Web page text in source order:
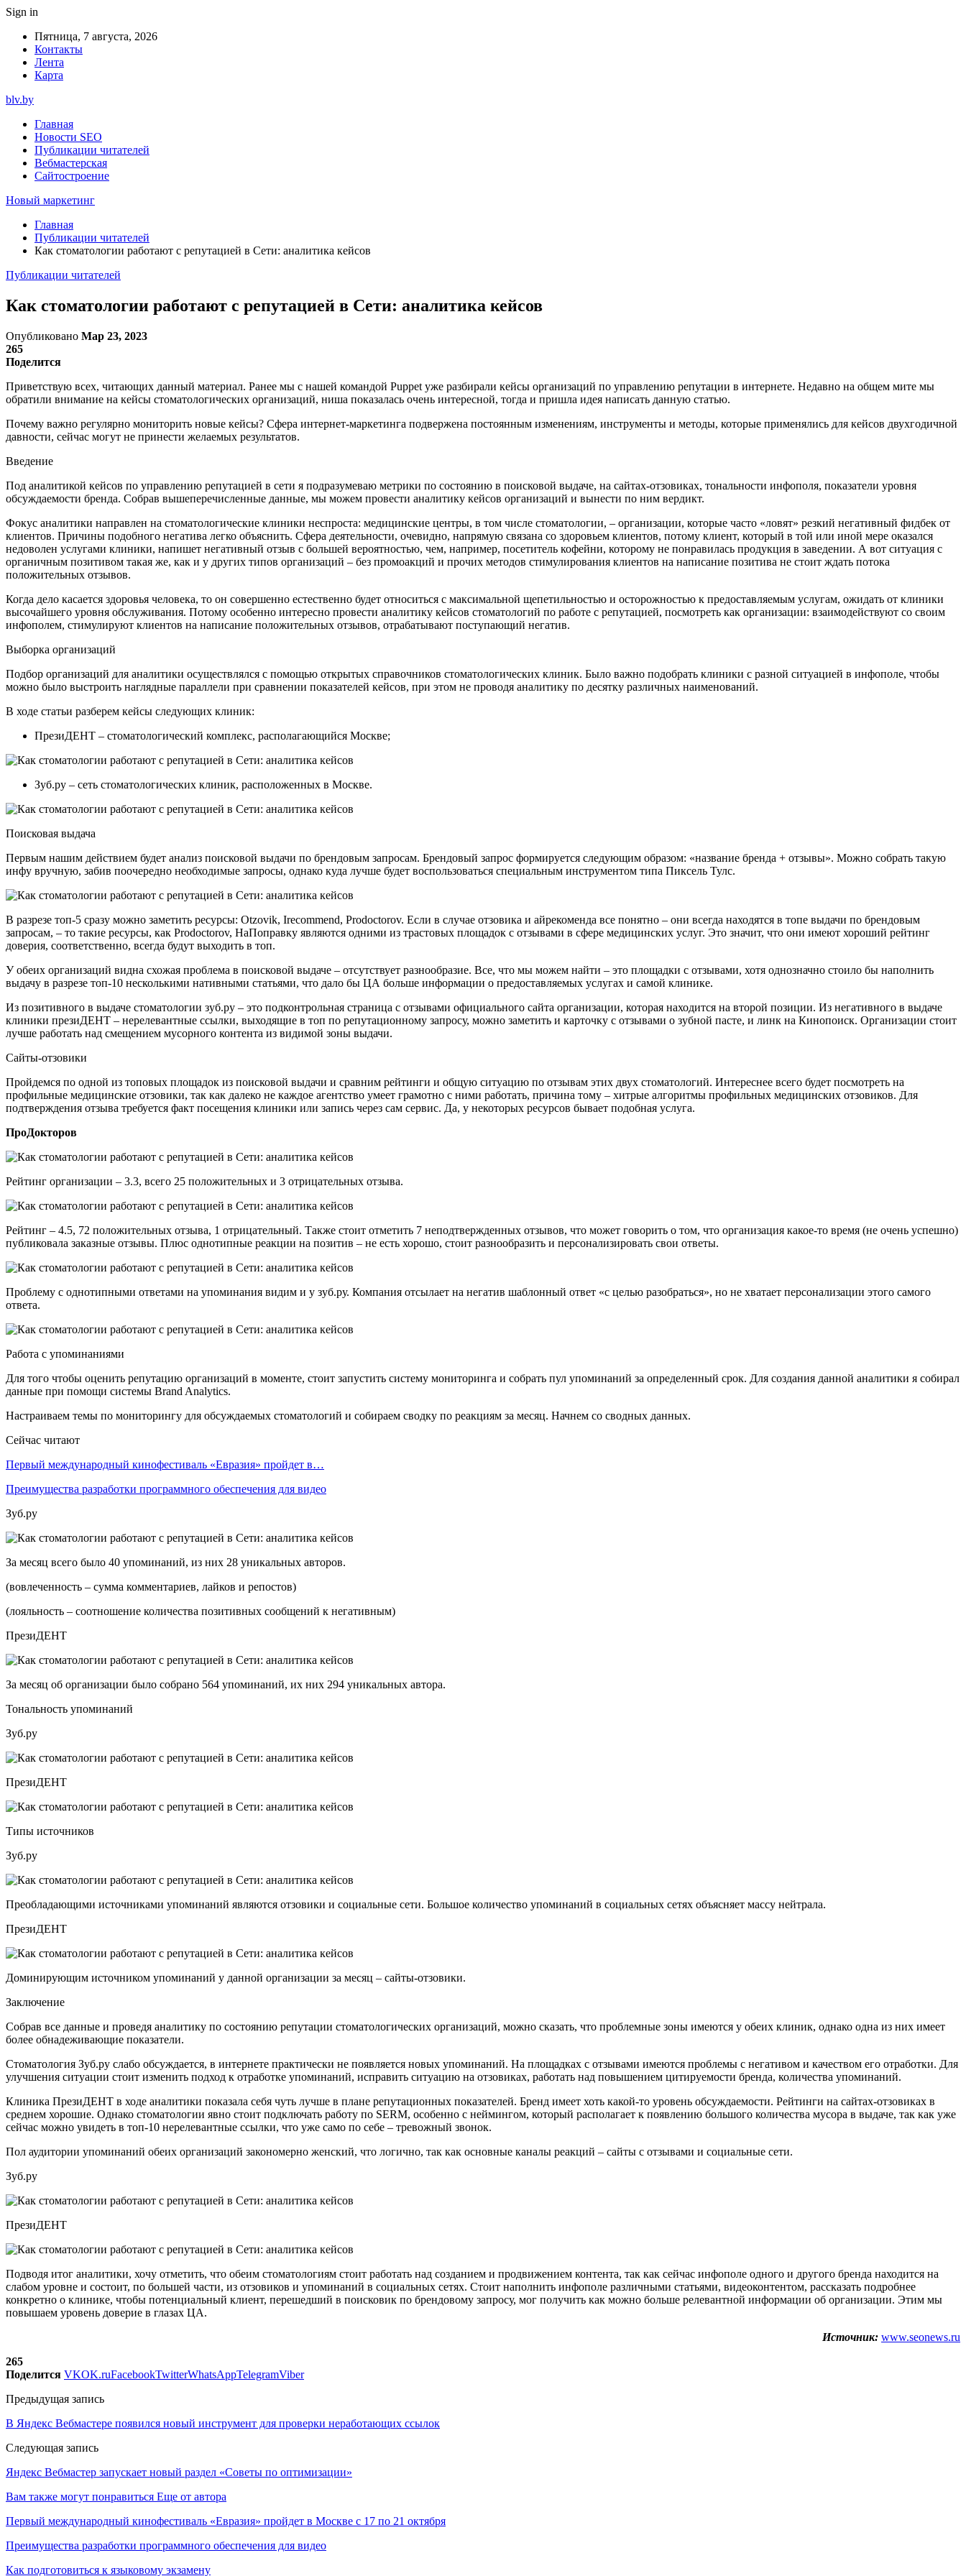
Sign in
Пятница, 7 августа, 2026
Контакты
Лента
Карта
blv.by
Главная
Новости SEO
Публикации читателей
Вебмастерская
Сайтостроение
Новый маркетинг
Главная
Публикации читателей
Как стоматологии работают с репутацией в Сети: аналитика кейсов
Публикации читателей
Как стоматологии работают с репутацией в Сети: аналитика кейсов
Опубликовано Мар 23, 2023
265
Поделится
Приветствую всех, читающих данный материал. Ранее мы с нашей командой Puppet уже разбирали кейсы организаций по управлению репутации в интернете. Недавно на общем мите мы
обратили внимание на кейсы стоматологических организаций, ниша показалась очень интересной, тогда и пришла идея написать данную статью.
Почему важно регулярно мониторить новые кейсы? Сфера интернет-маркетинга подвержена постоянным изменениям, инструменты и методы, которые применялись для кейсов двухгодичной
давности, сейчас могут не принести желаемых результатов.
Введение
Под аналитикой кейсов по управлению репутацией в сети я подразумеваю метрики по состоянию в поисковой выдаче, на сайтах-отзовиках, тональности инфополя, показатели уровня
обсуждаемости бренда. Собрав вышеперечисленные данные, мы можем провести аналитику кейсов организаций и вынести по ним вердикт.
Фокус аналитики направлен на стоматологические клиники неспроста: медицинские центры, в том числе стоматологии, – организации, которые часто «ловят» резкий негативный фидбек от
клиентов. Причины подобного негатива легко объяснить. Сфера деятельности, очевидно, напрямую связана со здоровьем клиентов, потому клиент, который в той или иной мере оказался
недоволен услугами клиники, напишет негативный отзыв с большей вероятностью, чем, например, посетитель кофейни, которому не понравилась продукция в заведении. А вот ситуация с
органичным позитивом такая же, как и у других типов организаций – без промоакций и прочих методов стимулирования клиентов на написание позитива не стоит ждать потока
положительных отзывов.
Когда дело касается здоровья человека, то он совершенно естественно будет относиться с максимальной щепетильностью и осторожностью к предоставляемым услугам, ожидать от клиники
высочайшего уровня обслуживания. Потому особенно интересно провести аналитику кейсов стоматологий по работе с репутацией, посмотреть как организации: взаимодействуют со своим
инфополем, стимулируют клиентов на написание положительных отзывов, отрабатывают поступающий негатив.
Выборка организаций
Подбор организаций для аналитики осуществлялся с помощью открытых справочников стоматологических клиник. Было важно подобрать клиники с разной ситуацией в инфополе, чтобы
можно было выстроить наглядные параллели при сравнении показателей кейсов, при этом не проводя аналитику по десятку различных наименований.
В ходе статьи разберем кейсы следующих клиник:
ПрезиДЕНТ – стоматологический комплекс, располагающийся Москве;
Зуб.ру – сеть стоматологических клиник, расположенных в Москве.
Поисковая выдача
Первым нашим действием будет анализ поисковой выдачи по брендовым запросам. Брендовый запрос формируется следующим образом: «название бренда + отзывы». Можно собрать такую
инфу вручную, забив поочередно необходимые запросы, однако куда лучше будет воспользоваться специальным инструментом типа Пиксель Тулс.
В разрезе топ-5 сразу можно заметить ресурсы: Otzovik, Irecommend, Prodoctorov. Если в случае отзовика и айрекоменда все понятно – они всегда находятся в топе выдачи по брендовым
запросам, – то такие ресурсы, как Prodoctorov, НаПоправку являются одними из трастовых площадок с отзывами в сфере медицинских услуг. Это значит, что они имеют хороший рейтинг
доверия, соответственно, всегда будут выходить в топ.
У обеих организаций видна схожая проблема в поисковой выдаче – отсутствует разнообразие. Все, что мы можем найти – это площадки с отзывами, хотя однозначно стоило бы наполнить
выдачу в разрезе топ-10 несколькими нативными статьями, что дало бы ЦА больше информации о предоставляемых услугах и самой клинике.
Из позитивного в выдаче стоматологии зуб.ру – это подконтрольная страница с отзывами официального сайта организации, которая находится на второй позиции. Из негативного в выдаче
клиники презиДЕНТ – нерелевантные ссылки, выходящие в топ по репутационному запросу, можно заметить и карточку с отзывами о зубной пасте, и линк на Кинопоиск. Организации стоит
лучше работать над смещением мусорного контента из видимой зоны выдачи.
Сайты-отзовики
Пройдемся по одной из топовых площадок из поисковой выдачи и сравним рейтинги и общую ситуацию по отзывам этих двух стоматологий. Интереснее всего будет посмотреть на
профильные медицинские отзовики, так как далеко не каждое агентство умеет грамотно с ними работать, причина тому – хитрые алгоритмы профильных медицинских отзовиков. Для
подтверждения отзыва требуется факт посещения клиники или запись через сам сервис. Да, у некоторых ресурсов бывает подобная услуга.
ПроДокторов
Рейтинг организации – 3.3, всего 25 положительных и 3 отрицательных отзыва.
Рейтинг – 4.5, 72 положительных отзыва, 1 отрицательный. Также стоит отметить 7 неподтвержденных отзывов, что может говорить о том, что организация какое-то время (не очень успешно)
публиковала заказные отзывы. Плюс однотипные реакции на позитив – не есть хорошо, стоит разнообразить и персонализировать свои ответы.
Проблему с однотипными ответами на упоминания видим и у зуб.ру. Компания отсылает на негатив шаблонный ответ «с целью разобраться», но не хватает персонализации этого самого
ответа.
Работа с упоминаниями
Для того чтобы оценить репутацию организаций в моменте, стоит запустить систему мониторинга и собрать пул упоминаний за определенный срок. Для создания данной аналитики я собирал
данные при помощи системы Brand Analytics.
Настраиваем темы по мониторингу для обсуждаемых стоматологий и собираем сводку по реакциям за месяц. Начнем со сводных данных.
Сейчас читают
Первый международный кинофестиваль «Евразия» пройдет в…
Преимущества разработки программного обеспечения для видео
Зуб.ру
За месяц всего было 40 упоминаний, из них 28 уникальных авторов.
(вовлеченность – сумма комментариев, лайков и репостов)
(лояльность – соотношение количества позитивных сообщений к негативным)
ПрезиДЕНТ
За месяц об организации было собрано 564 упоминаний, их них 294 уникальных автора.
Тональность упоминаний
Зуб.ру
ПрезиДЕНТ
Типы источников
Зуб.ру
Преобладающими источниками упоминаний являются отзовики и социальные сети. Большое количество упоминаний в социальных сетях объясняет массу нейтрала.
ПрезиДЕНТ
Доминирующим источником упоминаний у данной организации за месяц – сайты-отзовики.
Заключение
Собрав все данные и проведя аналитику по состоянию репутации стоматологических организаций, можно сказать, что проблемные зоны имеются у обеих клиник, однако одна из них имеет
более обнадеживающие показатели.
Стоматология Зуб.ру слабо обсуждается, в интернете практически не появляется новых упоминаний. На площадках с отзывами имеются проблемы с негативом и качеством его отработки. Для
улучшения ситуации стоит изменить подход к отработке упоминаний, исправить ситуацию на отзовиках, работать над повышением цитируемости бренда, количества упоминаний.
Клиника ПрезиДЕНТ в ходе аналитики показала себя чуть лучше в плане репутационных показателей. Бренд имеет хоть какой-то уровень обсуждаемости. Рейтинги на сайтах-отзовиках в
среднем хорошие. Однако стоматологии явно стоит подключать работу по SERM, особенно с неймингом, который располагает к появлению большого количества мусора в выдаче, так как уже
сейчас можно увидеть в топ-10 нерелевантные ссылки, что уже само по себе – тревожный звонок.
Пол аудитории упоминаний обеих организаций закономерно женский, что логично, так как основные каналы реакций – сайты с отзывами и социальные сети.
Зуб.ру
ПрезиДЕНТ
Подводя итог аналитики, хочу отметить, что обеим стоматологиям стоит работать над созданием и продвижением контента, так как сейчас инфополе одного и другого бренда находится на
слабом уровне и состоит, по большей части, из отзовиков и упоминаний в социальных сетях. Стоит наполнить инфополе различными статьями, видеоконтентом, рассказать подробнее
конкретно о клинике, чтобы потенциальный клиент, перешедший в поисковик по брендовому запросу, мог получить как можно больше релевантной информации об организации. Этим мы
повышаем уровень доверие в глазах ЦА.
Источник: www.seonews.ru
265
Поделится VKOK.ruFacebookTwitterWhatsAppTelegramViber
Предыдущая запись
В Яндекс Вебмастере появился новый инструмент для проверки неработающих ссылок
Следующая запись
Яндекс Вебмастер запускает новый раздел «Советы по оптимизации»
Вам также могут понравиться Еще от автора
Первый международный кинофестиваль «Евразия» пройдет в Москве с 17 по 21 октября
Преимущества разработки программного обеспечения для видео
Как подготовиться к языковому экзамену